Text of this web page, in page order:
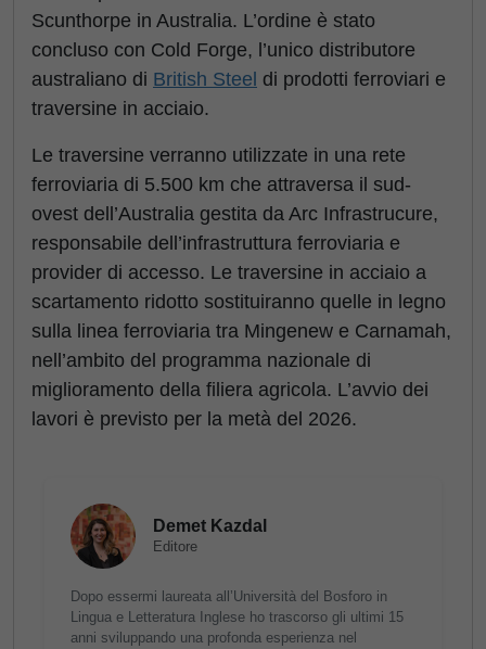
Scunthorpe in Australia. L’ordine è stato
concluso con Cold Forge, l’unico distributore
australiano di British Steel di prodotti ferroviari e
traversine in acciaio.
Le traversine verranno utilizzate in una rete
ferroviaria di 5.500 km che attraversa il sud-
ovest dell’Australia gestita da Arc Infrastrucure,
responsabile dell’infrastruttura ferroviaria e
provider di accesso. Le traversine in acciaio a
scartamento ridotto sostituiranno quelle in legno
sulla linea ferroviaria tra Mingenew e Carnamah,
nell’ambito del programma nazionale di
miglioramento della filiera agricola. L’avvio dei
lavori è previsto per la metà del 2026.
Demet Kazdal
Editore
Dopo essermi laureata all’Università del Bosforo in
Lingua e Letteratura Inglese ho trascorso gli ultimi 15
anni sviluppando una profonda esperienza nel